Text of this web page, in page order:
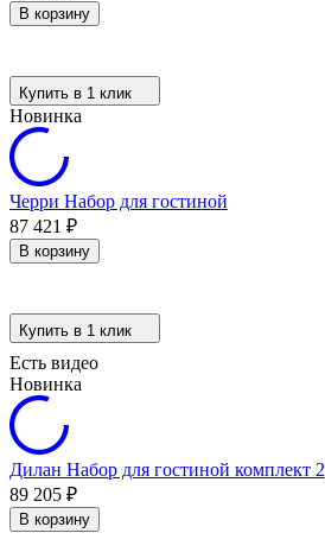
В корзину
Купить в 1 клик
Новинка
Черри Набор для гостиной
87 421 ₽
В корзину
Купить в 1 клик
Есть видео
Новинка
Дилан Набор для гостиной комплект 2
89 205 ₽
В корзину